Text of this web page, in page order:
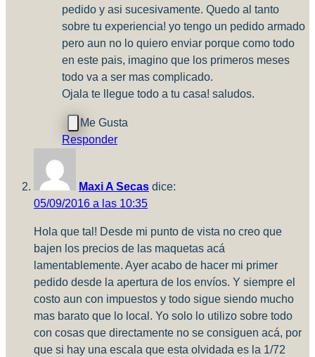
pedido y asi sucesivamente. Quedo al tanto
sobre tu experiencia! yo tengo un pedido armado
pero aun no lo quiero enviar porque como todo
en este pais, imagino que los primeros meses
todo va a ser mas complicado.
Ojala te llegue todo a tu casa! saludos.
Responder
Maxi A Secas dice:
05/09/2016 a las 10:35
Hola que tal! Desde mi punto de vista no creo que
bajen los precios de las maquetas acá
lamentablemente. Ayer acabo de hacer mi primer
pedido desde la apertura de los envíos. Y siempre el
costo aun con impuestos y todo sigue siendo mucho
mas barato que lo local. Yo solo lo utilizo sobre todo
con cosas que directamente no se consiguen acá, por
que si hay una escala que esta olvidada es la 1/72